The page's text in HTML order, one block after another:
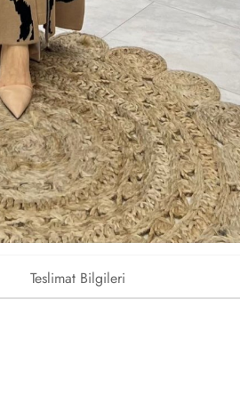
Teslimat Bilgileri